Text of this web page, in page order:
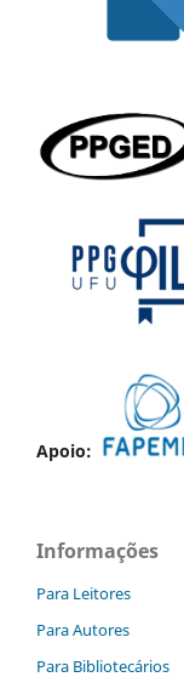
Apoio:
Informações
Para Leitores
Para Autores
Para Bibliotecários